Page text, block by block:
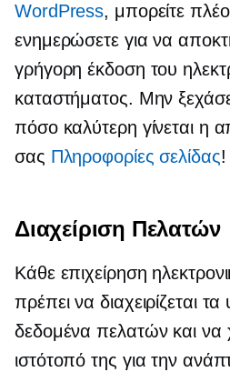
WordPress, μπορείτε
ενημερώσετε για να
γρήγορη έκδοση του
καταστήματος. Μην
πόσο καλύτερη γίνεται η
σας Πληροφορίες σελίδας!
Διαχείριση Πελατών
Κάθε επιχείρηση
πρέπει να διαχειρίζεται
δεδομένα πελατών και να
ιστότοπό της για την